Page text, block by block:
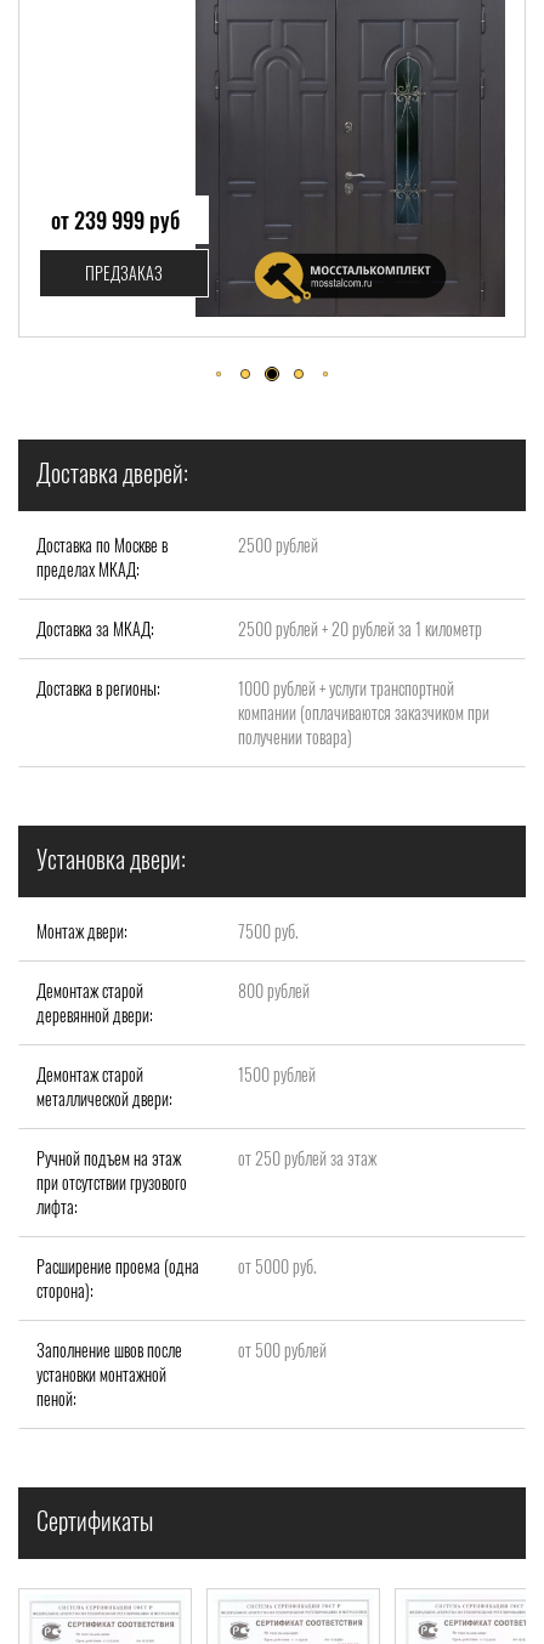
от 239 999 руб
ПРЕДЗАКАЗ
Доставка дверей:
Доставка по Москве в
пределах МКАД:
2500 рублей
Доставка за МКАД: 2500 рублей + 20 рублей за 1 километр
Доставка в регионы:
1000 рублей + услуги транспортной
компании (оплачиваются заказчиком при
получении товара)
Установка двери:
Монтаж двери: 7500 руб.
Демонтаж старой
деревянной двери:
800 рублей
Демонтаж старой
металлической двери:
1500 рублей
Ручной подъем на этаж
при отсутствии грузового
лифта:
от 250 рублей за этаж
Расширение проема (одна
сторона):
от 5000 руб.
Заполнение швов после
установки монтажной
пеной:
от 500 рублей
Сертификаты